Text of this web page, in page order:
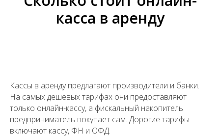
касса в аренду
Кассы в аренду предлагают производители и банки.
На самых дешевых тарифах они предоставляют
только онлайн-кассу, а фискальный накопитель
предприниматель покупает сам. Дорогие тарифы
включают кассу, ФН и ОФД.